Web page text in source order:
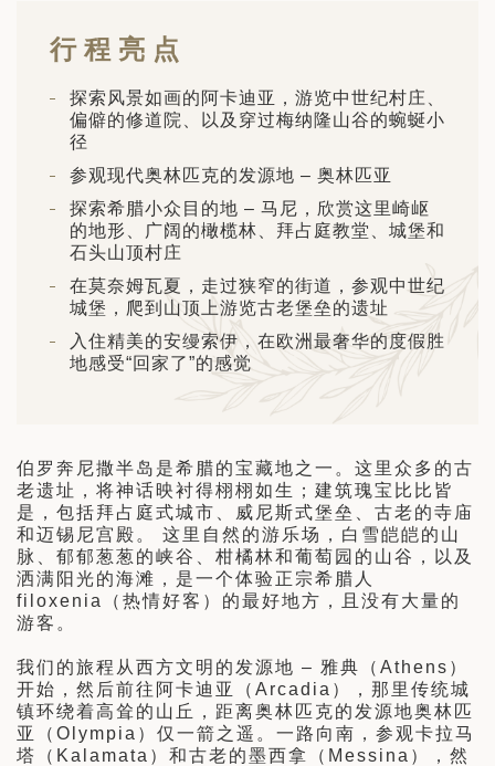
富汗: 传奇古国的前世文明（2026
日 – 10 月 3 日）
的海之路：爱沙尼亚、拉脱维亚和
2026年10月5日至16日）
— 26 日)
之旅: 搭乘银海邮轮 “奋进号” 的
旅程（2026 年 12 月 4 日至 14
行程亮点
探索风景如画的阿卡迪亚，游览中世纪村庄、
偏僻的修道院、以及穿过梅纳隆山谷的蜿蜒小
径
参观现代奥林匹克的发源地 – 奥林匹亚
探索希腊小众目的地 – 马尼，欣赏这里崎岖
的地形、广阔的橄榄林、拜占庭教堂、城堡和
石头山顶村庄
在莫奈姆瓦夏，走过狭窄的街道，参观中世纪
城堡，爬到山顶上游览古老堡垒的遗址
入住精美的安缦索伊，在欧洲最奢华的度假胜
地感受“回家了”的感觉
伯罗奔尼撒半岛是希腊的宝藏地之一。这里众多的古
老遗址，将神话映衬得栩栩如生；建筑瑰宝比比皆
是，包括拜占庭式城市、威尼斯式堡垒、古老的寺庙
和迈锡尼宫殿。 这里自然的游乐场，白雪皑皑的山
脉、郁郁葱葱的峡谷、柑橘林和葡萄园的山谷，以及
洒满阳光的海滩，是一个体验正宗希腊人
filoxenia（热情好客）的最好地方，且没有大量的
游客。
我们的旅程从西方文明的发源地 – 雅典（Athens）
开始，然后前往阿卡迪亚（Arcadia），那里传统城
镇环绕着高耸的山丘，距离奥林匹克的发源地奥林匹
亚（Olympia）仅一箭之遥。一路向南，参观卡拉马
塔（Kalamata）和古老的墨西拿（Messina），然